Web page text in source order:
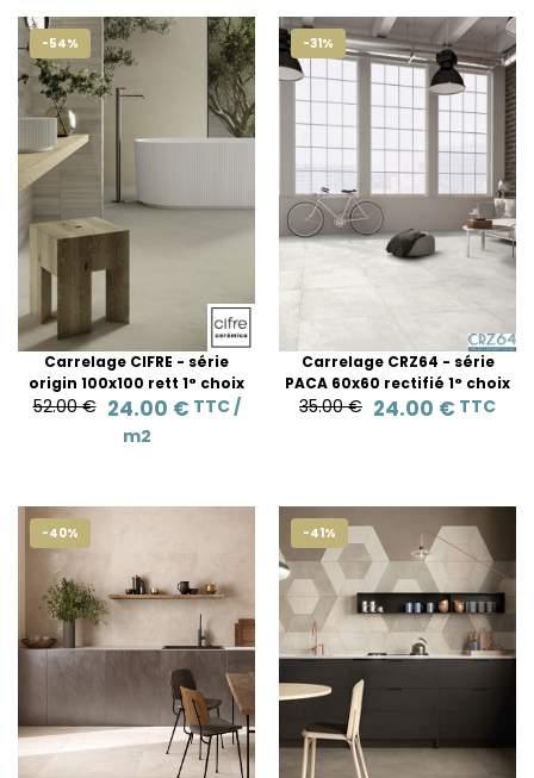
-54%
Carrelage CIFRE - série
origin 100x100 rett 1° choix
52.00 € 24.00 € TTC /
m2
-31%
Carrelage CRZ64 - série
PACA 60x60 rectifié 1° choix
35.00 € 24.00 € TTC
-40% -41%